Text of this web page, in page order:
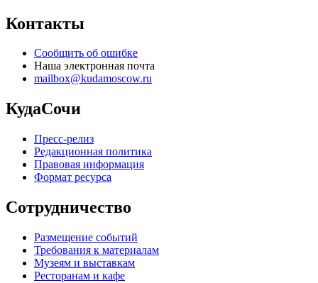
Контакты
Сообщить об ошибке
Наша электронная почта
mailbox@kudamoscow.ru
КудаСочи
Пресс-релиз
Редакционная политика
Правовая информация
Формат ресурса
Сотрудничество
Размещение событий
Требования к материалам
Музеям и выставкам
Ресторанам и кафе